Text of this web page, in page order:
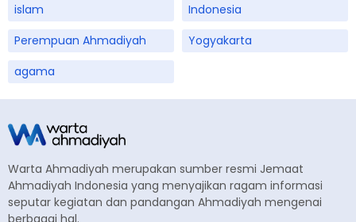
islam
Indonesia
Perempuan Ahmadiyah
Yogyakarta
agama
Warta Ahmadiyah merupakan sumber resmi Jemaat
Ahmadiyah Indonesia yang menyajikan ragam informasi
seputar kegiatan dan pandangan Ahmadiyah mengenai
berbagai hal.